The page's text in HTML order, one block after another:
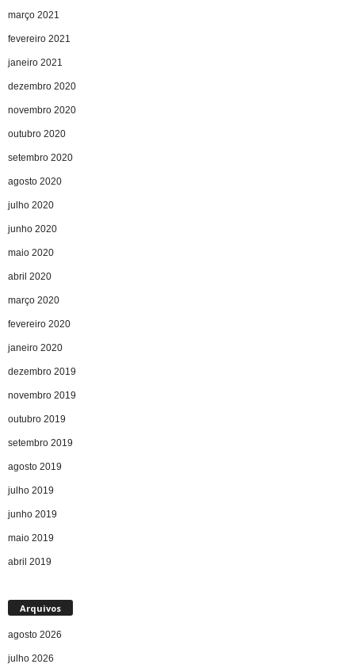
março 2021
fevereiro 2021
janeiro 2021
dezembro 2020
novembro 2020
outubro 2020
setembro 2020
agosto 2020
julho 2020
junho 2020
maio 2020
abril 2020
março 2020
fevereiro 2020
janeiro 2020
dezembro 2019
novembro 2019
outubro 2019
setembro 2019
agosto 2019
julho 2019
junho 2019
maio 2019
abril 2019
Arquivos
agosto 2026
julho 2026